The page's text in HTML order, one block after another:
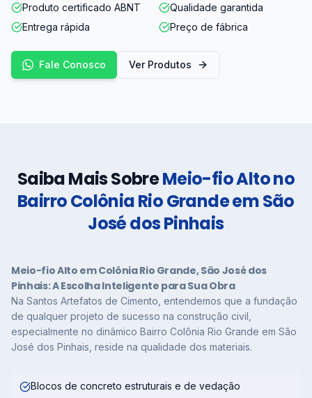
Produto certificado ABNT
Qualidade garantida
Entrega rápida
Preço de fábrica
Fale Conosco Ver Produtos
Saiba Mais SobreMeio-fio Alto no
Bairro Colônia Rio Grande em São
José dos Pinhais
Meio-fio Alto em Colônia Rio Grande, São José dos
Pinhais: A Escolha Inteligente para Sua Obra
Na Santos Artefatos de Cimento, entendemos que a fundação
de qualquer projeto de sucesso na construção civil,
especialmente no dinâmico Bairro Colônia Rio Grande em São
José dos Pinhais, reside na qualidade dos materiais.
Blocos de concreto estruturais e de vedação